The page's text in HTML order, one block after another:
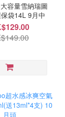
容量雪納瑞圖
袋14L 9月中